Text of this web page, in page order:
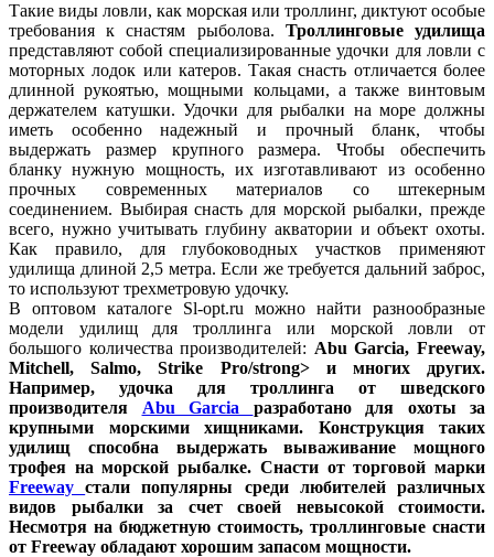
Такие виды ловли, как морская или троллинг, диктуют особые
требования к снастям рыболова. Троллинговые удилища
представляют собой специализированные удочки для ловли с
моторных лодок или катеров. Такая снасть отличается более
длинной рукоятью, мощными кольцами, а также винтовым
держателем катушки. Удочки для рыбалки на море должны
иметь особенно надежный и прочный бланк, чтобы
выдержать размер крупного размера. Чтобы обеспечить
бланку нужную мощность, их изготавливают из особенно
прочных современных материалов со штекерным
соединением. Выбирая снасть для морской рыбалки, прежде
всего, нужно учитывать глубину акватории и объект охоты.
Как правило, для глубоководных участков применяют
удилища длиной 2,5 метра. Если же требуется дальний заброс,
то используют трехметровую удочку.
В оптовом каталоге Sl-opt.ru можно найти разнообразные
модели удилищ для троллинга или морской ловли от
большого количества производителей: Abu Garcia, Freeway,
Mitchell, Salmo, Strike Pro/strong> и многих других.
Например, удочка для троллинга от шведского
производителя Abu Garcia разработано для охоты за
крупными морскими хищниками. Конструкция таких
удилищ способна выдержать вываживание мощного
трофея на морской рыбалке. Снасти от торговой марки
Freewayстали популярны среди любителей различных
видов рыбалки за счет своей невысокой стоимости.
Несмотря на бюджетную стоимость, троллинговые снасти
от Freeway обладают хорошим запасом мощности.